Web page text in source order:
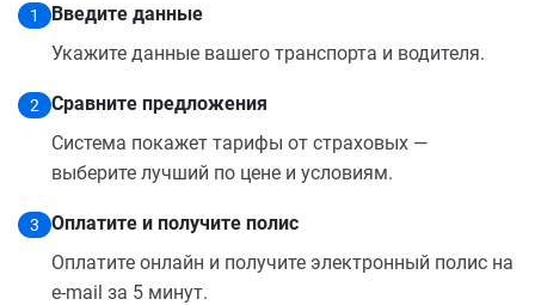
1
Введите данные
Укажите данные вашего транспорта и водителя.
2
Сравните предложения
Система покажет тарифы от страховых —
выберите лучший по цене и условиям.
3
Оплатите и получите полис
Оплатите онлайн и получите электронный полис на
e-mail за 5 минут.